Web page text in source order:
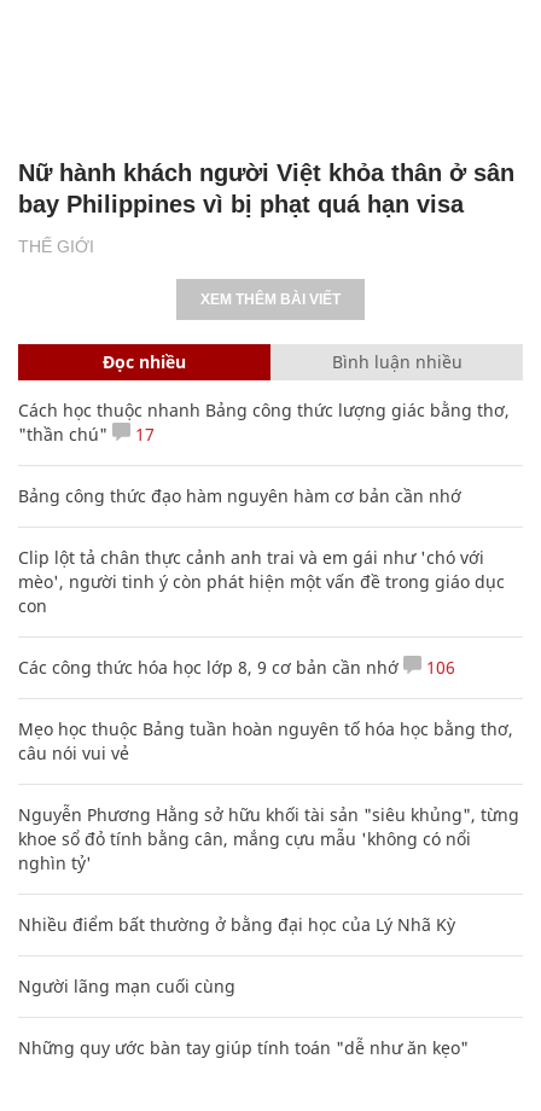
THẾ GIỚI
Nữ hành khách người Việt khỏa thân ở sân
bay Philippines vì bị phạt quá hạn visa
XEM THÊM BÀI VIẾT
Đọc nhiều Bình luận nhiều
Cách học thuộc nhanh Bảng công thức lượng giác bằng thơ,
"thần chú"
17
Bảng công thức đạo hàm nguyên hàm cơ bản cần nhớ
Clip lột tả chân thực cảnh anh trai và em gái như 'chó với
mèo', người tinh ý còn phát hiện một vấn đề trong giáo dục
con
Các công thức hóa học lớp 8, 9 cơ bản cần nhớ 106
Mẹo học thuộc Bảng tuần hoàn nguyên tố hóa học bằng thơ,
câu nói vui vẻ
Nguyễn Phương Hằng sở hữu khối tài sản "siêu khủng", từng
khoe sổ đỏ tính bằng cân, mắng cựu mẫu 'không có nổi
nghìn tỷ'
Nhiều điểm bất thường ở bằng đại học của Lý Nhã Kỳ
Người lãng mạn cuối cùng
Những quy ước bàn tay giúp tính toán "dễ như ăn kẹo"